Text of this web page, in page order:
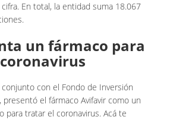
En total, la entidad suma 18.067
un fármaco para
con el Fondo de Inversión
presentó el fármaco Avifavir como un
para tratar el coronavirus. Acá te